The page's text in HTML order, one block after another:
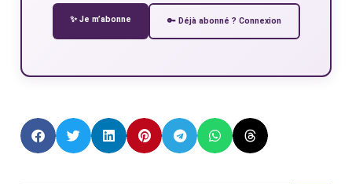
✨ Je m’abonne 🔑 Déjà abonné ? Connexion